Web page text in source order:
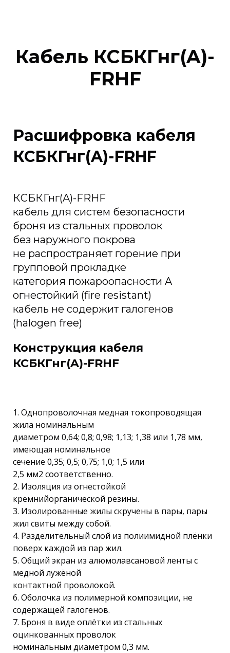
Кабель КСБКГнг(A)-
FRHF
Расшифровка кабеля
КСБКГнг(A)-FRHF
КСБКГнг(A)-FRHF
кабель для систем безопасности
броня из стальных проволок
без наружного покрова
не распространяет горение при
групповой прокладке
категория пожароопасности A
огнестойкий (fire resistant)
кабель не содержит галогенов
(halogen free)
Конструкция кабеля
КСБКГнг(A)-FRHF
1. Однопроволочная медная токопроводящая
жила номинальным
диаметром 0,64; 0,8; 0,98; 1,13; 1,38 или 1,78 мм,
имеющая номинальное
сечение 0,35; 0,5; 0,75; 1,0; 1,5 или
2,5 мм2 соответственно.
2. Изоляция из огнестойкой
кремнийорганической резины.
3. Изолированные жилы скручены в пары, пары
жил свиты между собой.
4. Разделительный слой из полиимидной плёнки
поверх каждой из пар жил.
5. Общий экран из алюмолавсановой ленты с
медной лужёной
контактной проволокой.
6. Оболочка из полимерной композиции, не
содержащей галогенов.
7. Броня в виде оплётки из стальных
оцинкованных проволок
номинальным диаметром 0,3 мм.